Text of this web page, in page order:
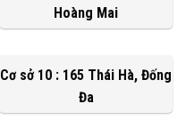
Hoàng Mai
Cơ sở 10 : 165 Thái Hà, Đống
Đa